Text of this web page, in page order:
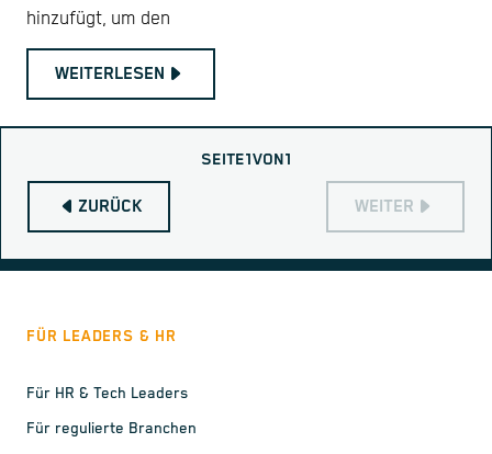
hinzufügt, um den
WEITERLESEN
ZURÜCK
SEITE1VON1
WEITER
FÜR LEADERS & HR
Für HR & Tech Leaders
Für regulierte Branchen